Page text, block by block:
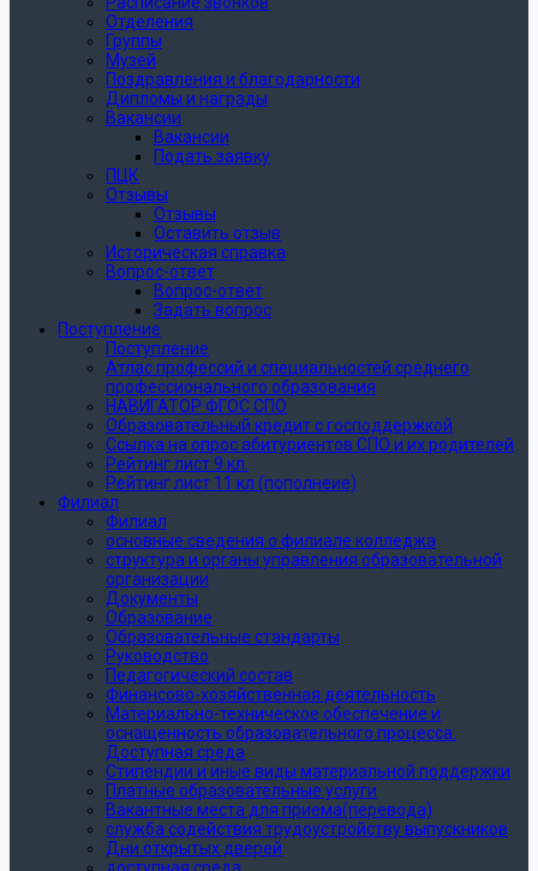
Отделения
Группы
Музей
Поздравления и благодарности
Дипломы и награды
Вакансии
Вакансии
Подать заявку
ПЦК
Отзывы
Отзывы
Оставить отзыв
Историческая справка
Вопрос-ответ
Вопрос-ответ
Задать вопрос
Поступление
Поступление
Атлас профессий и специальностей среднего
профессионального образования
НАВИГАТОР ФГОС СПО
Образовательный кредит с господдержкой
Ссылка на опрос абитуриентов СПО и их родителей
Рейтинг лист 9 кл.
Рейтинг лист 11 кл (пополнеие)
Филиал
Филиал
основные сведения о филиале колледжа
структура и органы управления образовательной
организации
Документы
Образование
Образовательные стандарты
Руководство
Педагогический состав
Финансово-хозяйственная деятельность
Материально-техническое обеспечение и
оснащенность образовательного процесса.
Доступная среда
Стипендии и иные виды материальной поддержки
Платные образовательные услуги
Вакантные места для приема(перевода)
служба содействия трудоустройству выпускников
Дни открытых дверей